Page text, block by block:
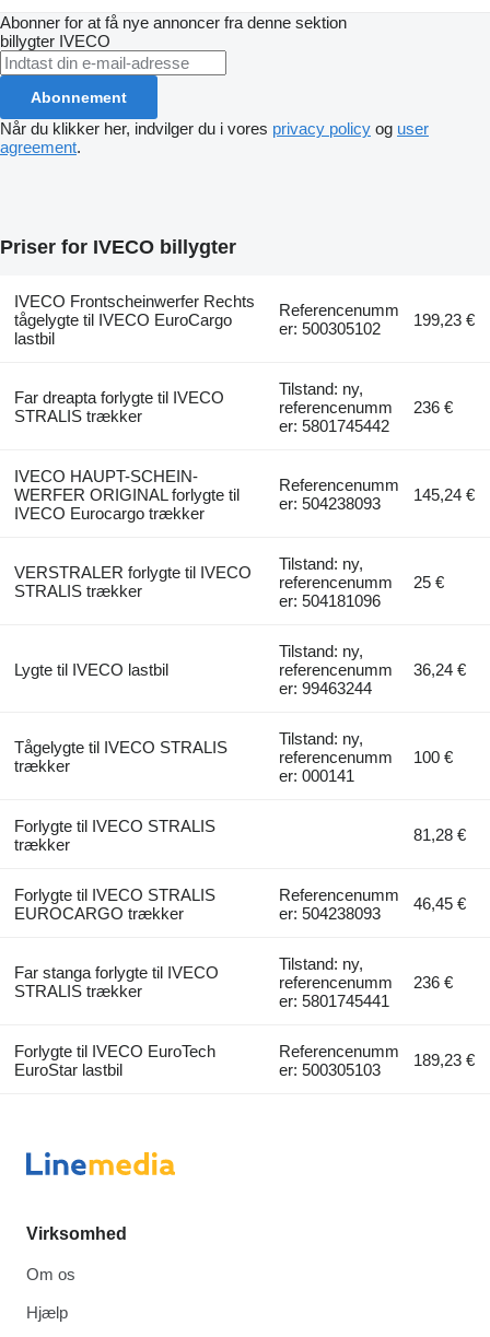
Abonner for at få nye annoncer fra denne sektion
billygter IVECO
Abonnement
Når du klikker her, indvilger du i vores privacy policy og user
agreement.
Priser for IVECO billygter
IVECO Frontscheinwerfer Rechts
tågelygte til IVECO EuroCargo
lastbil
Referencenumm
er: 500305102
199,23 €
Far dreapta forlygte til IVECO
STRALIS trækker
Tilstand: ny,
referencenumm
er: 5801745442
236 €
IVECO HAUPT-SCHEIN-
WERFER ORIGINAL forlygte til
IVECO Eurocargo trækker
Referencenumm
er: 504238093
145,24 €
VERSTRALER forlygte til IVECO
STRALIS trækker
Tilstand: ny,
referencenumm
er: 504181096
25 €
Lygte til IVECO lastbil
Tilstand: ny,
referencenumm
er: 99463244
36,24 €
Tågelygte til IVECO STRALIS
trækker
Tilstand: ny,
referencenumm
er: 000141
100 €
Forlygte til IVECO STRALIS
trækker
81,28 €
Forlygte til IVECO STRALIS
EUROCARGO trækker
Referencenumm
er: 504238093
46,45 €
Far stanga forlygte til IVECO
STRALIS trækker
Tilstand: ny,
referencenumm
er: 5801745441
236 €
Forlygte til IVECO EuroTech
EuroStar lastbil
Referencenumm
er: 500305103
189,23 €
Virksomhed
Om os
Hjælp